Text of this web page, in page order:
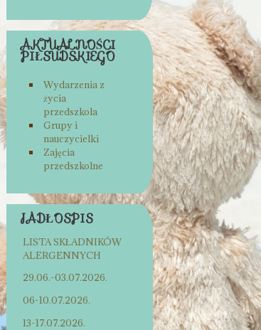
AKTUALNOŚCI
PIŁSUDSKIEGO
Wydarzenia z
życia
przedszkola
Grupy i
nauczycielki
Zajęcia
przedszkolne
JADŁOSPIS
LISTA SKŁADNIKÓW
ALERGENNYCH
29.06.-03.07.2026.
06-10.07.2026.
13-17.07.2026.